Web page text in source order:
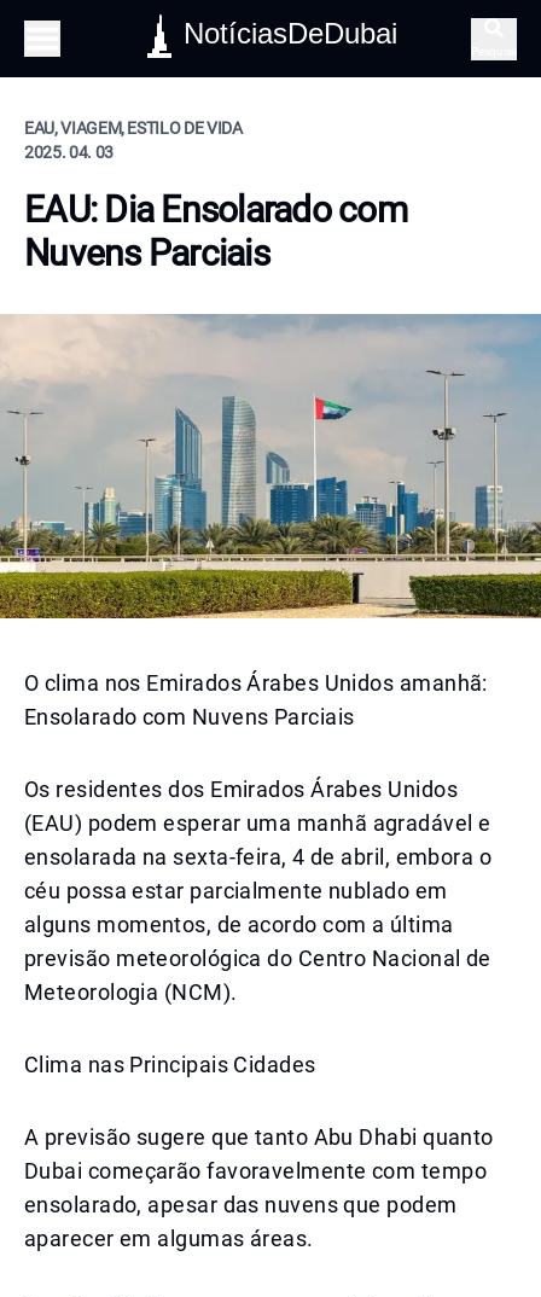
NotíciasDeDubai
EAU, VIAGEM, ESTILO DE VIDA
2025. 04. 03
EAU: Dia Ensolarado com
Nuvens Parciais
O clima nos Emirados Árabes Unidos amanhã:
Ensolarado com Nuvens Parciais
Os residentes dos Emirados Árabes Unidos
(EAU) podem esperar uma manhã agradável e
ensolarada na sexta-feira, 4 de abril, embora o
céu possa estar parcialmente nublado em
alguns momentos, de acordo com a última
previsão meteorológica do Centro Nacional de
Meteorologia (NCM).
Clima nas Principais Cidades
A previsão sugere que tanto Abu Dhabi quanto
Dubai começarão favoravelmente com tempo
ensolarado, apesar das nuvens que podem
aparecer em algumas áreas.